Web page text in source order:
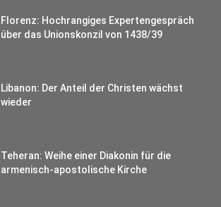
Florenz: Hochrangiges Expertengespräch
über das Unionskonzil von 1438/39
Libanon: Der Anteil der Christen wächst
wieder
Teheran: Weihe einer Diakonin für die
armenisch-apostolische Kirche